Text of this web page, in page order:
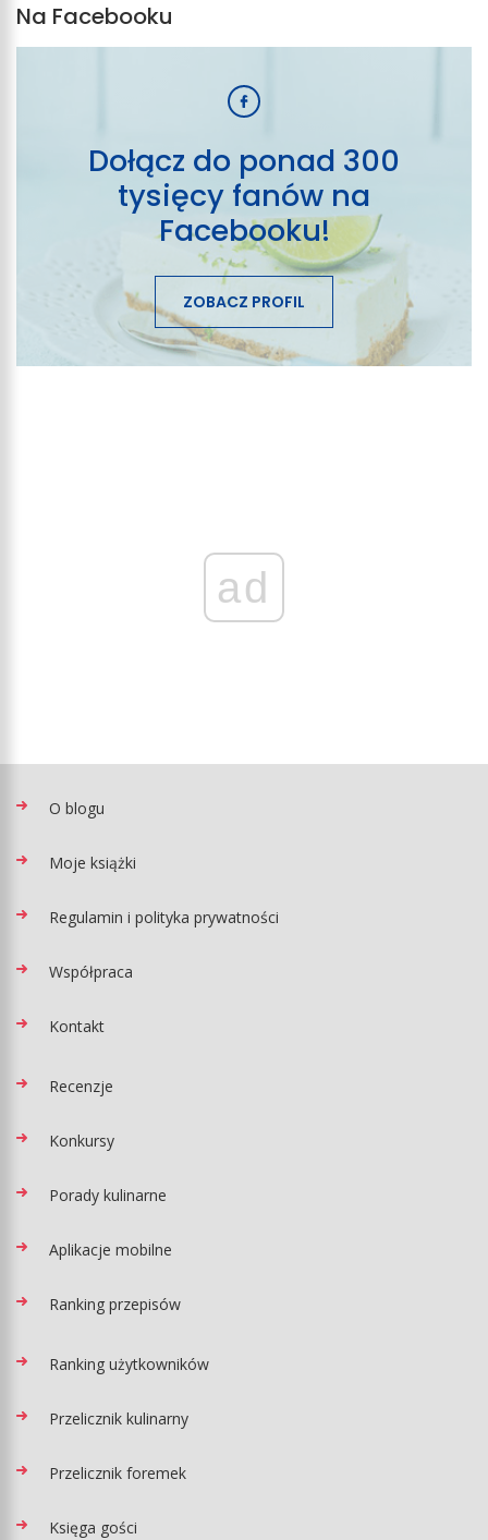
Na Facebooku
Dołącz do ponad 300
tysięcy fanów na
Facebooku!
ZOBACZ PROFIL
ad
O blogu
Moje książki
Regulamin i polityka prywatności
Współpraca
Kontakt
Recenzje
Konkursy
Porady kulinarne
Aplikacje mobilne
Ranking przepisów
Ranking użytkowników
Przelicznik kulinarny
Przelicznik foremek
Księga gości